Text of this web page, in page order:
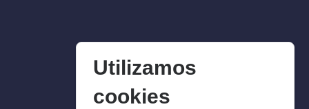
Utilizamos
cookies